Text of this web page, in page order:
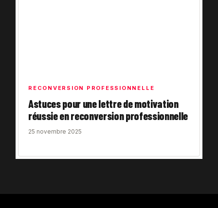
RECONVERSION PROFESSIONNELLE
Astuces pour une lettre de motivation
réussie en reconversion professionnelle
25 novembre 2025